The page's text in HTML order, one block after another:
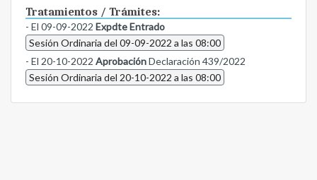
Tratamientos / Trámites:
- El 09-09-2022 Expdte Entrado
Sesión Ordinaria del 09-09-2022 a las 08:00
- El 20-10-2022 AprobaciónDeclaración 439/2022
Sesión Ordinaria del 20-10-2022 a las 08:00